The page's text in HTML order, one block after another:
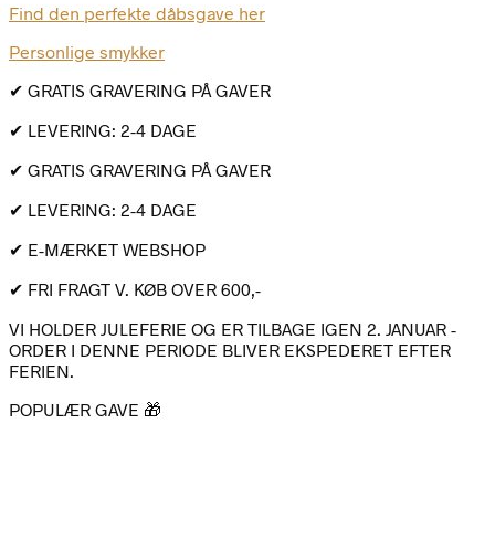
Find den perfekte dåbsgave her
Personlige smykker
✔ GRATIS GRAVERING PÅ GAVER
✔ LEVERING: 2-4 DAGE
✔ GRATIS GRAVERING PÅ GAVER
✔ LEVERING: 2-4 DAGE
✔ E-MÆRKET WEBSHOP
✔ FRI FRAGT V. KØB OVER 600,-
VI HOLDER JULEFERIE OG ER TILBAGE IGEN 2. JANUAR -
ORDER I DENNE PERIODE BLIVER EKSPEDERET EFTER
FERIEN.
POPULÆR GAVE 🎁